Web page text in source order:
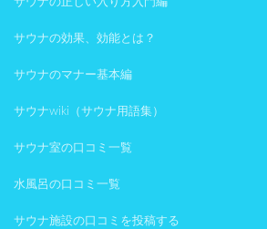
サウナの正しい入り方入門編
サウナの効果、効能とは？
サウナのマナー基本編
サウナwiki（サウナ用語集）
サウナ室の口コミ一覧
水風呂の口コミ一覧
サウナ施設の口コミを投稿する